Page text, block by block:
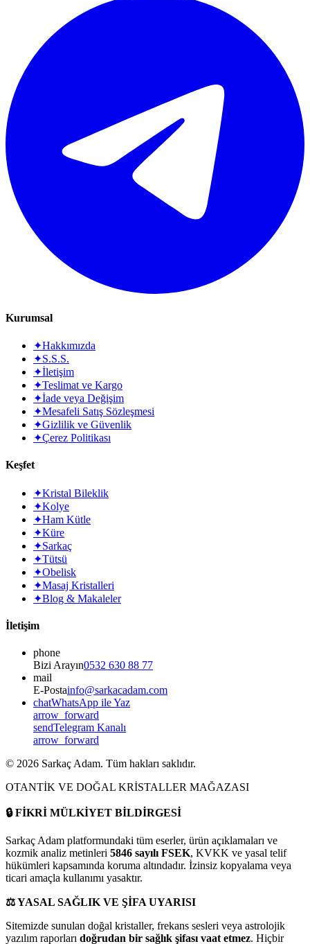
Kurumsal
✦Hakkımızda
✦S.S.S.
✦İletişim
✦Teslimat ve Kargo
✦İade veya Değişim
✦Mesafeli Satış Sözleşmesi
✦Gizlilik ve Güvenlik
✦Çerez Politikası
Keşfet
✦Kristal Bileklik
✦Kolye
✦Ham Kütle
✦Küre
✦Sarkaç
✦Tütsü
✦Obelisk
✦Masaj Kristalleri
✦Blog & Makaleler
İletişim
phone
Bizi Arayın0532 630 88 77
mail
E-Postainfo@sarkacadam.com
chatWhatsApp ile Yaz
arrow_forward
sendTelegram Kanalı
arrow_forward
© 2026 Sarkaç Adam. Tüm hakları saklıdır.
OTANTİK VE DOĞAL KRİSTALLER MAĞAZASI
🔒FİKRİ MÜLKİYET BİLDİRGESİ
Sarkaç Adam platformundaki tüm eserler, ürün açıklamaları ve
kozmik analiz metinleri 5846 sayılı FSEK, KVKK ve yasal telif
hükümleri kapsamında koruma altındadır. İzinsiz kopyalama veya
ticari amaçla kullanımı yasaktır.
⚖️YASAL SAĞLIK VE ŞİFA UYARISI
Sitemizde sunulan doğal kristaller, frekans sesleri veya astrolojik
yazılım raporları doğrudan bir sağlık şifası vaat etmez. Hiçbir